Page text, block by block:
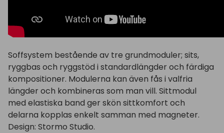
Soffsystem bestående av tre grundmoduler; sits,
ryggbas och ryggstöd i standardlängder och färdiga
kompositioner. Modulerna kan även fås i valfria
längder och kombineras som man vill. Sittmodul
med elastiska band ger skön sittkomfort och
delarna kopplas enkelt samman med magneter.
Design: Stormo Studio.